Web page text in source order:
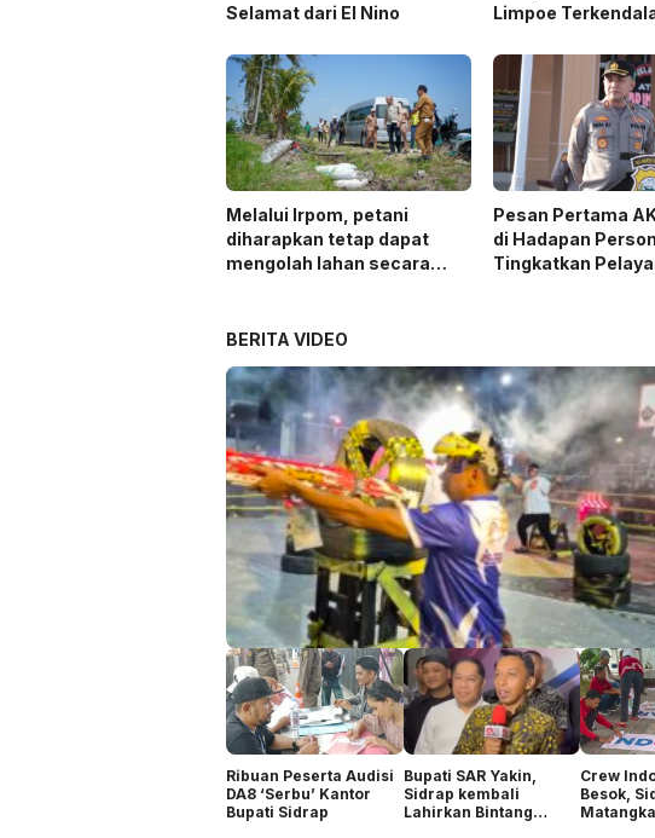
Selamat dari El Nino
Limpoe
Melalui Irpom, petani
diharapkan tetap dapat
mengolah lahan secara
Pesan Pertama
di Hadapan
Tingkatkan
BERITA VIDEO
Ribuan Peserta Audisi
DA8 ‘Serbu’ Kantor
Bupati Sidrap
Bupati SAR Yakin,
Sidrap kembali
Lahirkan Bintang
Crew
Besok,